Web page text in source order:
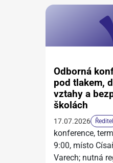
Odborná
pod tlakem,
vztahy a
školách
17.07.2026 Ředitel
konference,
9:00, místo
Varech; nutná